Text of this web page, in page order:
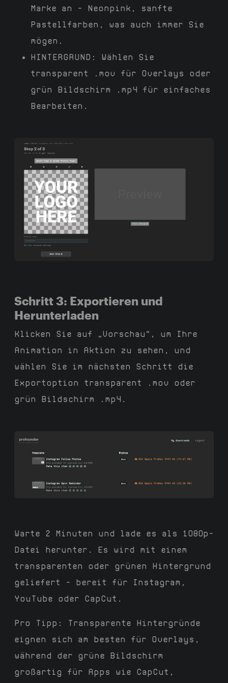
Marke an – Neonpink, sanfte
Pastellfarben, was auch immer Sie
mögen.
HINTERGRUND : Wählen Sie
transparent .mov für Overlays oder
grün Bildschirm .mp4 für einfaches
Bearbeiten.
Schritt 3: Exportieren und
Herunterladen
Klicken Sie auf „Vorschau“, um Ihre
Animation in Aktion zu sehen, und
wählen Sie im nächsten Schritt die
Exportoption transparent .mov oder
grün Bildschirm .mp4.
Warte 2 Minuten und lade es als 1080p-
Datei herunter. Es wird mit einem
transparenten oder grünen Hintergrund
geliefert – bereit für Instagram,
YouTube oder CapCut.
Pro Tipp: Transparente Hintergründe
eignen sich am besten für Overlays,
während der grüne Bildschirm
großartig für Apps wie CapCut,